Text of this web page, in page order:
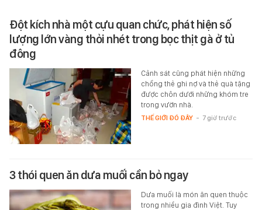
Đột kích nhà một cựu quan chức, phát hiện số
lượng lớn vàng thỏi nhét trong bọc thịt gà ở tủ
đông
Cảnh sát cũng phát hiện những
chồng thẻ ghi nợ và thẻ quà tặng
được chôn dưới những khóm tre
trong vườn nhà.
THẾ GIỚI ĐÓ ĐÂY - 7 giờ trước
3 thói quen ăn dưa muối cần bỏ ngay
Dưa muối là món ăn quen thuộc
trong nhiều gia đình Việt. Tuy